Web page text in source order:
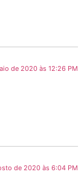
de 2020 às 12:26 PM
de 2020 às 6:04 PM